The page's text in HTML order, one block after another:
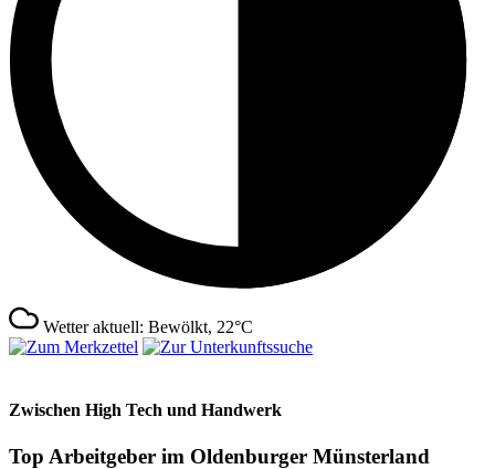
Wetter aktuell: Bewölkt, 22°C
Zwischen High Tech und Handwerk
Top Arbeitgeber im Oldenburger Münsterland